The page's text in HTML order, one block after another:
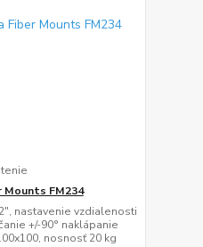
Mounts FM234
nastavenie vzdialenosti
+/-90° naklápanie
nosnosť 20 kg